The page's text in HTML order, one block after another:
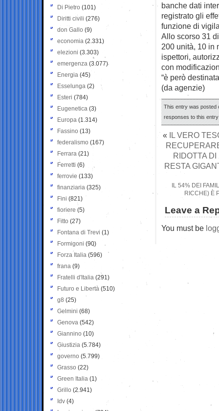
banche dati
registrato gli
funzione di
Allo scorso 31
200 unità, 10 in
ispettori,
con
“è però
(da agenzie)
This entry was posted
responses to this
« IL VERO
RIDOTTA
RESTA
IL 54% DEI
RICCHE) È
Leave a
You must be
Di Pietro (101)
Diritti civili (276)
don Gallo (9)
economia (2.331)
elezioni (3.303)
emergenza (3.077)
Energia (45)
Esselunga (2)
Esteri (784)
Eugenetica (3)
Europa (1.314)
Fassino (13)
federalismo (167)
Ferrara (21)
Ferretti (6)
ferrovie (133)
finanziaria (325)
Fini (821)
fioriere (5)
Fitto (27)
Fontana di Trevi (1)
Formigoni (90)
Forza Italia (596)
frana (9)
Fratelli d'Italia (291)
Futuro e Libertà (510)
g8 (25)
Gelmini (68)
Genova (542)
Giannino (10)
Giustizia (5.784)
governo (5.799)
Grasso (22)
Green Italia (1)
Grillo (2.941)
Idv (4)